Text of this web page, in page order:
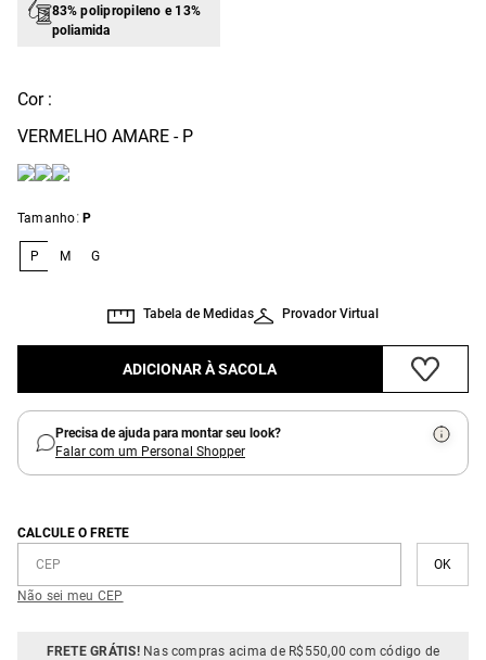
83% polipropileno e 13%
poliamida
Cor :
VERMELHO AMARE - P
Tamanho: P
P M G
Provador Virtual
Tabela de Medidas
ADICIONAR À SACOLA
Precisa de ajuda para montar seu look?
Falar com um Personal Shopper
CALCULE O FRETE
Não sei meu CEP
FRETE GRÁTIS!Nas compras acima de R$550,00 com código de
º camisa